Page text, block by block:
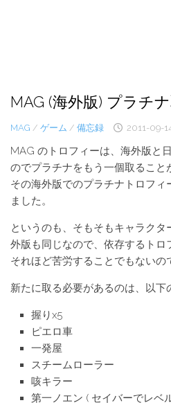
MAG (海外版) プラチ
MAG / ゲーム / 備忘録 2011-09-
MAG のトロフィーは、海外版と
のでプラチナをもう一個取ること
その海外版でのプラチナトロフィ
ました。
というのも、そもそもキャラク
外版も同じなので、依存するトロ
それほど苦労することでもないの
新たに取る必要があるのは、以下
握りx5
ピエロ車
一発屋
スチームローラー
咳キラー
第一ノエン ( セイバーでレベ